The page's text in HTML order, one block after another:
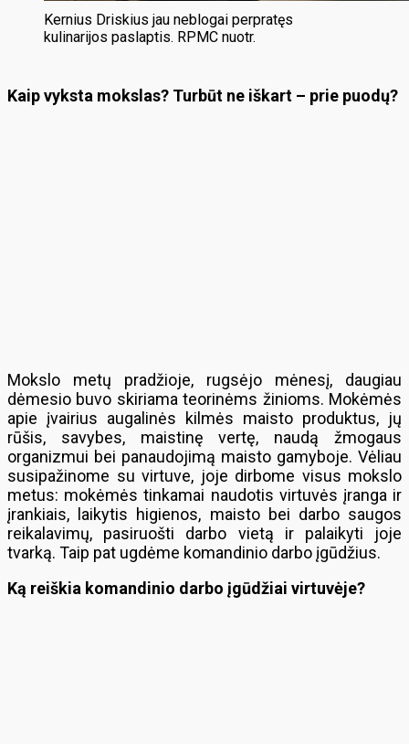
Kernius Driskius jau neblogai perpratęs
kulinarijos paslaptis. RPMC nuotr.
Kaip vyksta mokslas? Turbūt ne iškart – prie puodų?
Mokslo metų pradžioje, rugsėjo mėnesį, daugiau
dėmesio buvo skiriama teorinėms žinioms. Mokėmės
apie įvairius augalinės kilmės maisto produktus, jų
rūšis, savybes, maistinę vertę, naudą žmogaus
organizmui bei panaudojimą maisto gamyboje. Vėliau
susipažinome su virtuve, joje dirbome visus mokslo
metus: mokėmės tinkamai naudotis virtuvės įranga ir
įrankiais, laikytis higienos, maisto bei darbo saugos
reikalavimų, pasiruošti darbo vietą ir palaikyti joje
tvarką. Taip pat ugdėme komandinio darbo įgūdžius.
Ką reiškia komandinio darbo įgūdžiai virtuvėje?